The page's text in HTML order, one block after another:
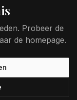
Probeer de
de homepage.